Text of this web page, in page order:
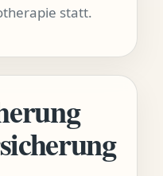
statt.